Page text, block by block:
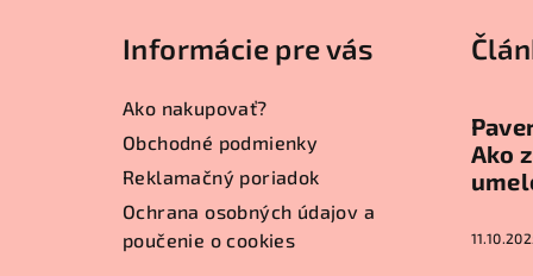
Informácie pre vás
Ako nakupovať?
Obchodné podmienky
Reklamačný poriadok
Ochrana osobných údajov a
poučenie o cookies
Ako